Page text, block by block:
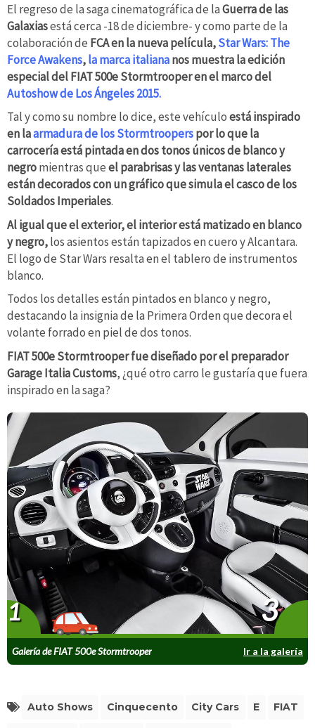
El regreso de la saga cinematográfica de laGuerra de las
Galaxiasestá cerca -18 de diciembre- y como parte de la
colaboración de FCA en la nueva película,Star Wars: The
Force Awakens,la marca italiananos muestra la edición
especial del FIAT 500e Stormtrooper en el marco del
Autoshow de Los Ángeles 2015.
Tal y como su nombre lo dice, este vehículoestá inspirado
en laarmadura de los Stormtrooperspor lo que la
carrocería está pintada en dos tonos únicos de blanco y
negromientras queel parabrisas y las ventanas laterales
están decorados con un gráfico que simula el casco de los
Soldados Imperiales.
Al igual que el exterior, el interior está matizado en blanco
y negro,los asientos están tapizados en cuero y Alcantara.
El logo de Star Wars resalta en el tablero de instrumentos
blanco.
Todos los detalles están pintados en blanco y negro,
destacando la insignia de la Primera Orden que decora el
volante forrado en piel de dos tonos.
FIAT 500e Stormtrooper fue diseñado por el preparador
Garage Italia Customs, ¿qué otro carro le gustaría que fuera
inspirado en la saga?
Galería de FIAT 500e Stormtrooper Ir a la galería
1 3
Auto Shows Cinquecento City Cars E FIAT